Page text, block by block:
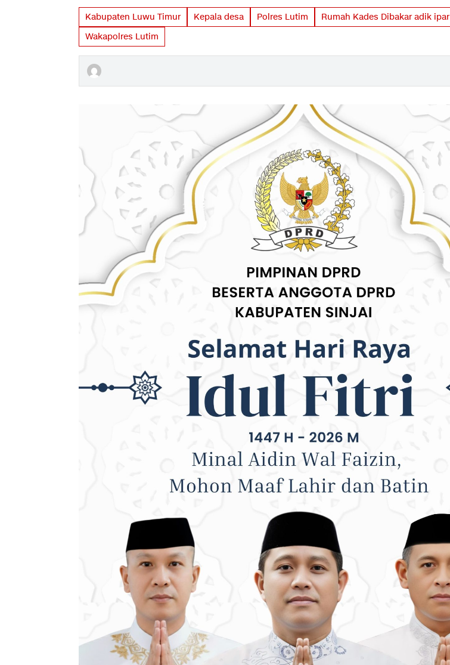
Kabupaten Luwu Timur Kepala desa Polres Lutim
Rumah Kades Dibakar adik ipar
Wakapolres Lutim